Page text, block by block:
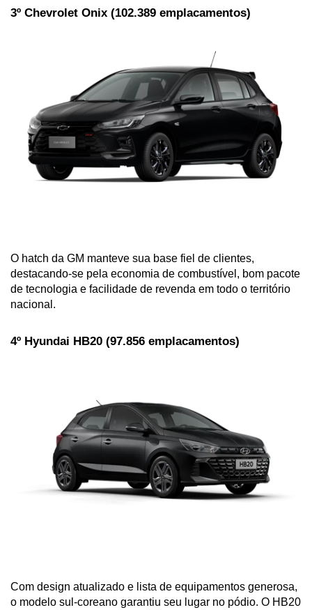
3º Chevrolet Onix (102.389 emplacamentos)
O hatch da GM manteve sua base fiel de clientes,
destacando-se pela economia de combustível, bom pacote
de tecnologia e facilidade de revenda em todo o território
nacional.
4º Hyundai HB20 (97.856 emplacamentos)
Com design atualizado e lista de equipamentos generosa,
o modelo sul-coreano garantiu seu lugar no pódio. O HB20